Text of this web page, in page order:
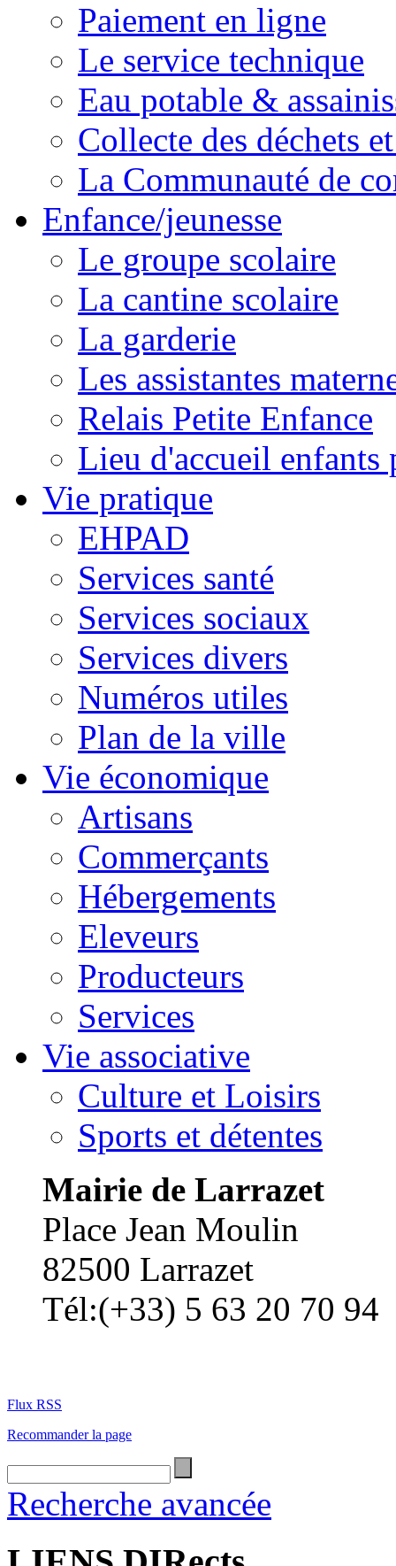
Paiement en ligne
Le service technique
Eau potable &
Collecte des déchets
La Communauté de
Enfance/jeunesse
Le groupe scolaire
La cantine scolaire
La garderie
Les assistantes
Relais Petite Enfance
Lieu d'accueil enfants
Vie pratique
EHPAD
Services santé
Services sociaux
Services divers
Numéros utiles
Plan de la ville
Vie économique
Artisans
Commerçants
Hébergements
Eleveurs
Producteurs
Services
Vie associative
Culture et Loisirs
Sports et détentes
Mairie de Larrazet
Place Jean Moulin
82500 Larrazet
Tél:(+33) 5 63 20 70 94
Flux RSS
Recommander la page
Recherche avancée